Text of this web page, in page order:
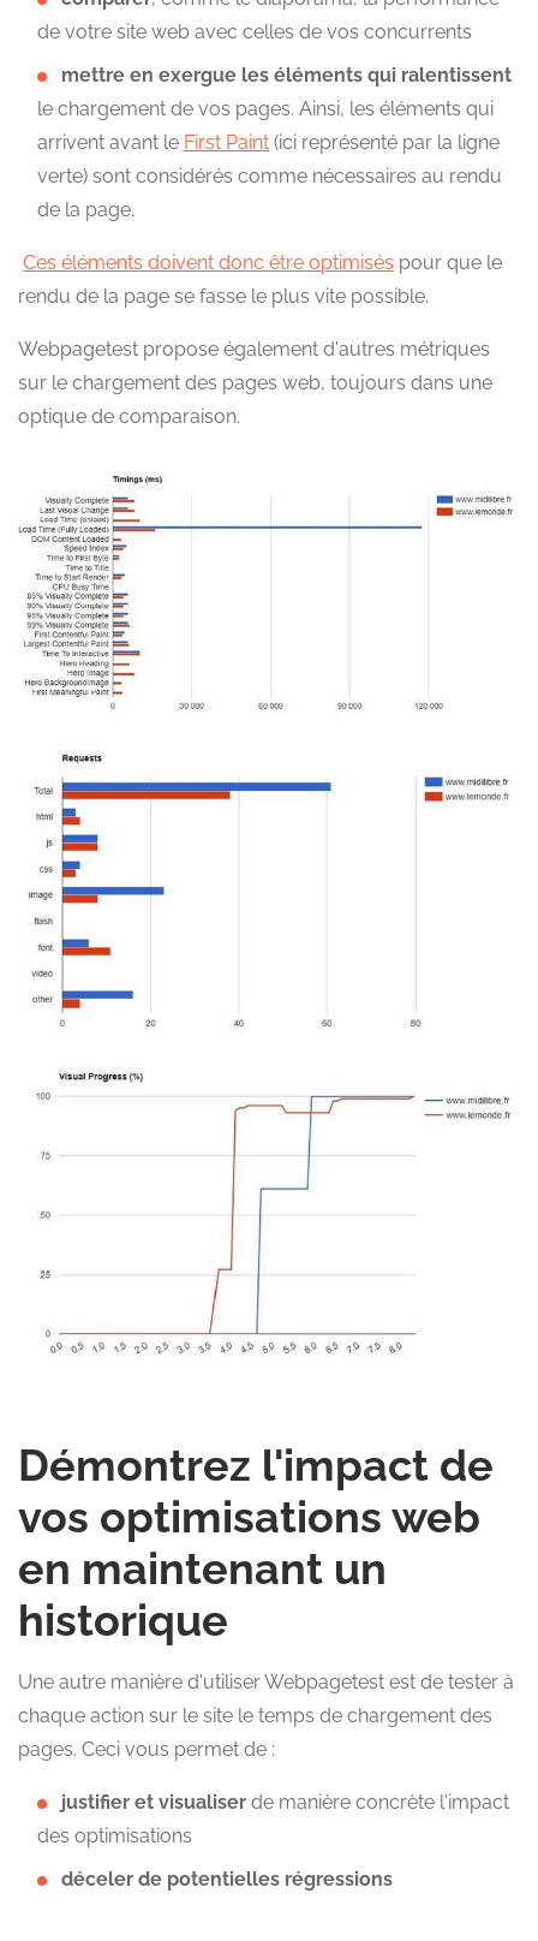
de votre site web avec celles de vos concurrents
mettre en exergue les éléments qui ralentissent
le chargement de vos pages. Ainsi, les éléments qui
arrivent avant le First Paint (ici représenté par la ligne
verte) sont considérés comme nécessaires au rendu
de la page.
Ces éléments doivent donc être optimisés pour que le
rendu de la page se fasse le plus vite possible.
Webpagetest propose également d'autres métriques
sur le chargement des pages web, toujours dans une
optique de comparaison.
Démontrez l'impact de
vos optimisations web
en maintenant un
historique
Une autre manière d'utiliser Webpagetest est de tester à
chaque action sur le site le temps de chargement des
pages. Ceci vous permet de :
justifier et visualiser de manière concrète l'impact
des optimisations
déceler de potentielles régressions